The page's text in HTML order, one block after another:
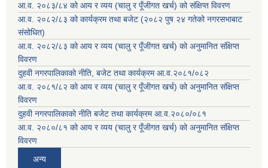
आ.व. २०८३/८४ को आय र व्यय (चालु र पूँजीगत खर्च) को संक्षिप्त विवरण
आ.व. २०८२/८३ को कार्यक्रम तथा बजेट (२०८२ पुष २४ गतेको नगरसभाबाट
संसोधित)
आ.व. २०८२/८३ को आय र व्यय (चालु र पूँजीगत खर्च) को अनुमानित संक्षिप्त
विवरण
दुहवी नगरपालिकाको नीति, बजेट तथा कार्यक्रम आ.व.२०८१/०८२
आ.व. २०८१/८२ को आय र व्यय (चालु र पूँजीगत खर्च) को अनुमानित संक्षिप्त
विवरण
दुहवी नगरपालिकाको नीति बजेट तथा कार्यक्रम आ.व.२०८०/०८१
आ.व. २०८०/८१ को आय र व्यय (चालु र पूँजीगत खर्च) को अनुमानित संक्षिप्त
विवरण
अन्य